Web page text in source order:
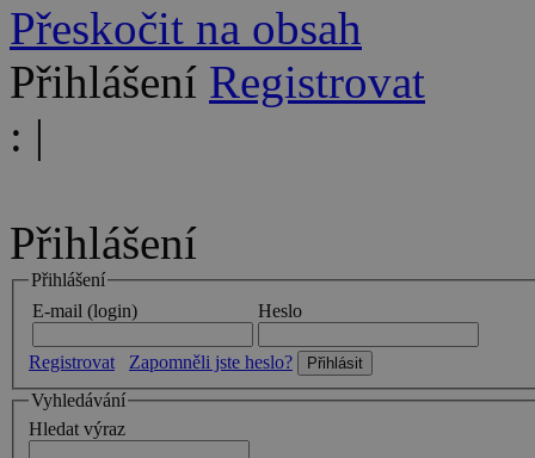
Přeskočit na obsah
Přihlášení Registrovat
: |
Přihlášení
Přihlášení
E-mail (login)
Heslo
Registrovat
Zapomněli jste heslo?
Vyhledávání
Hledat výraz